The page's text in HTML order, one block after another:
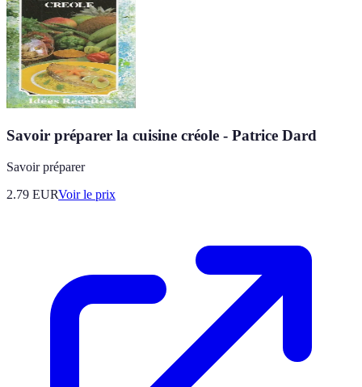
Savoir préparer la cuisine créole - Patrice Dard
Savoir préparer
2.79 EURVoir le prix